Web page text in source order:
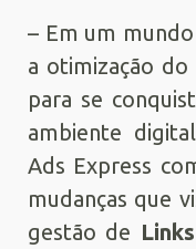
– Em um
a otimização
para se
ambiente
Ads Express
mudanças que
gestão de